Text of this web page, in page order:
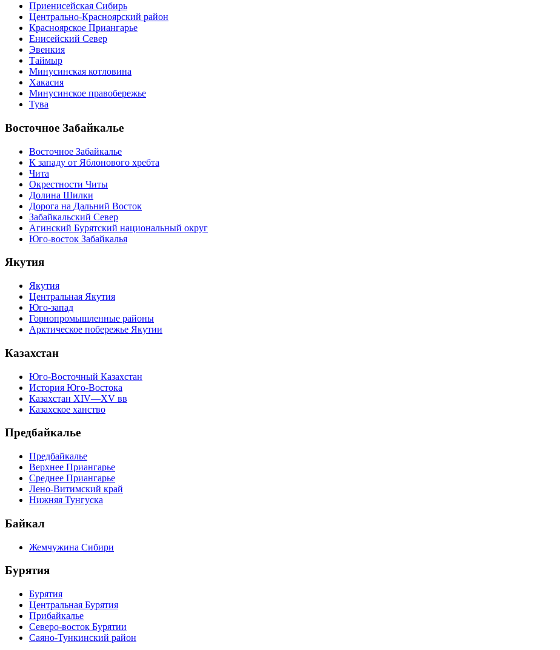
Приенисейская Сибирь
Центрально-Красноярский район
Красноярское Приангарье
Енисейский Север
Эвенкия
Таймыр
Минусинская котловина
Хакасия
Минусинское правобережье
Тува
Восточное Забайкалье
Восточное Забайкалье
К западу от Яблонового хребта
Чита
Окрестности Читы
Долина Шилки
Дорога на Дальний Восток
Забайкальский Север
Агинский Бурятский национальный округ
Юго-восток Забайкалья
Якутия
Якутия
Центральная Якутия
Юго-запад
Горнопромышленные районы
Арктическое побережье Якутии
Казахстан
Юго-Восточный Казахстан
История Юго-Востока
Казахстан XIV—XV вв
Казахское ханство
Предбайкалье
Предбайкалье
Верхнее Приангарье
Среднее Приангарье
Лено-Витимский край
Нижняя Тунгуска
Байкал
Жемчужина Сибири
Бурятия
Бурятия
Центральная Бурятия
Прибайкалье
Северо-восток Бурятии
Саяно-Тункинский район